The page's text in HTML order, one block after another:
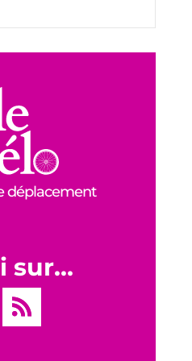
déplacement
sur…